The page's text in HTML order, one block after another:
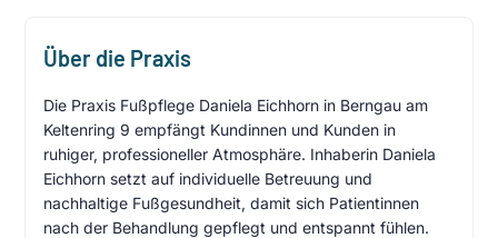
Über die Praxis
Die Praxis Fußpflege Daniela Eichhorn in Berngau am
Keltenring 9 empfängt Kundinnen und Kunden in
ruhiger, professioneller Atmosphäre. Inhaberin Daniela
Eichhorn setzt auf individuelle Betreuung und
nachhaltige Fußgesundheit, damit sich Patientinnen
nach der Behandlung gepflegt und entspannt fühlen.